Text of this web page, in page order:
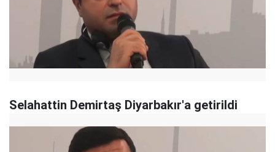
Selahattin Demirtaş Diyarbakır'a getirildi